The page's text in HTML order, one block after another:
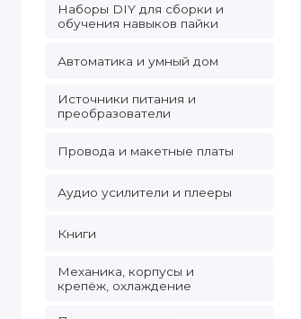
Наборы DIY для сборки и
обучения навыков пайки
Автоматика и умный дом
Источники питания и
преобразователи
Провода и макетные платы
Аудио усилители и плееры
Книги
Механика, корпусы и
крепёж, охлаждение